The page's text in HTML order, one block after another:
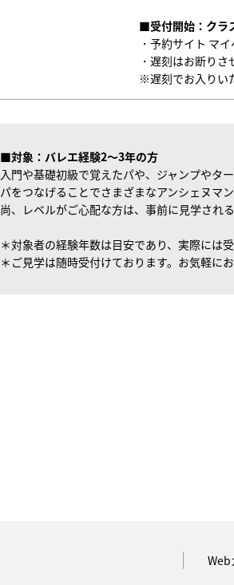
■受付開始：クラ
・予約サイト マ
・遅刻はお断り
※遅刻でお入りい
■対象：バレエ経験2～3年の方
入門や基礎初級で覚えたパや、ジャンプやタ
パをつなげることでさまざまなアンシェヌマン
尚、レベルがご心配な方は、事前に見学され
＊対象者の経験年数は目安であり、実際には
＊ご見学は随時受付けております。お気軽に
Web